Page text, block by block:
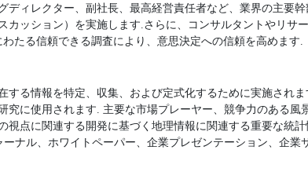
ディレクター、副社長、最高経営責任者など、業界の主要
カッション）を実施します.さらに、コンサルタントやリサ
たる信頼できる調査により、意思決定への信頼を高めます.
する情報を特定、収集、および定式化するために実施され
究に使用されます. 主要な市場プレーヤー、競争力のある風
視点に関連する開発に基づく地理情報に関連する重要な統
ナル、ホワイトペーパー、企業プレゼンテーション、企業